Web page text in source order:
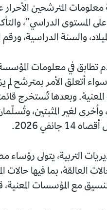
المترشحين الأحرار
على المستوى الدراسي”،
والسنة الدراسية،
تطابق في معلومات المؤسسة
أتعلق الأمر بمترشح لم
وبعدها تُستخرج
وأخرى لغير المثبتين،
جانفي 2026.
التربية، يتولى رؤساء
العالقة، بما فيها
مع المؤسسات المعنية، قبل 19 جانفي